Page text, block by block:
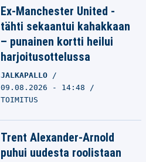
Ex-Manchester United -
tähti sekaantui kahakkaan
– punainen kortti heilui
harjoitusottelussa
JALKAPALLO
09.08.2026 - 14:48
TOIMITUS
Trent Alexander-Arnold
puhui uudesta roolistaan